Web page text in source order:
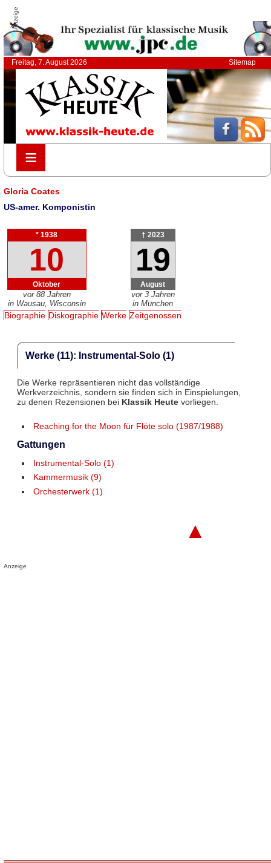
Anzeige
Freitag, 7. August 2026 Sitemap
≡
≡
Gloria Coates
US-amer. Komponistin
* 1938
10
Oktober
vor 88 Jahren
in Wausau, Wisconsin
† 2023
19
August
vor 3 Jahren
in München
Biographie Diskographie Werke Zeitgenossen
Werke (11): Instrumental-Solo (1)
Die Werke repräsentieren nicht das vollständige
Werkverzeichnis, sondern sie finden sich in Einspielungen,
zu denen Rezensionen bei Klassik Heutevorliegen.
Reaching for the Moon für Flöte solo (1987/1988)
Gattungen
Instrumental-Solo (1)
Kammermusik (9)
Orchesterwerk (1)
▲
Anzeige